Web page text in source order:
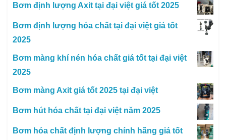
Bơm định lượng Axit tại đại việt giá tốt 2025
Bơm định lượng hóa chất tại đại việt giá tốt
2025
Bơm màng khí nén hóa chất giá tốt tại đại việt
2025
Bơm màng Axit giá tốt 2025 tại đại việt
Bơm hút hóa chất tại đại việt năm 2025
Bơm hóa chất định lượng chính hãng giá tốt